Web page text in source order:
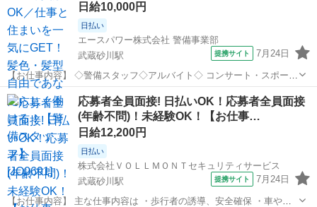
日給10,000円
日払い
エースパワー株式会社 警備事業部
武蔵砂川駅
提携サイト 7月24日
【お仕事内容】 ◇警備スタッフ◇アルバイト◇ コンサート・スポーツ
イベント・展示会などのイベントや、 工事現場周辺で警備・交通誘導
をしていただきます。 経験者の方はもちろん、未経験者の方も積極的
に採用中！ 難しいスキルは...
東京 武蔵村山市 武蔵砂川駅 警備員
応募者全員面接! 日払いOK！応募者全員面接
(年齢不問)！未経験OK！【お仕事…
日給12,200円
日払い
株式会社ＶＯＬＬＭＯＮＴセキュリティサービス
武蔵砂川駅
提携サイト 7月24日
【お仕事内容】 主な仕事内容は ・歩行者の誘導、安全確保 ・車やバ